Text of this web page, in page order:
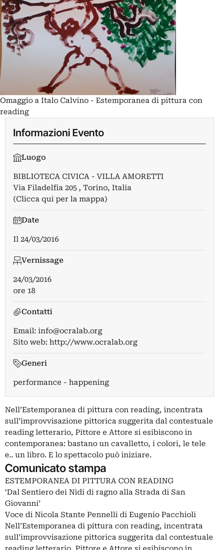
Omaggio a Italo Calvino - Estemporanea di pittura con
reading
Informazioni Evento
Luogo
BIBLIOTECA CIVICA - VILLA AMORETTI
Via Filadelfia 205 , Torino, Italia
(Clicca qui per la mappa)
Date
Il 24/03/2016
Vernissage
24/03/2016
ore 18
Contatti
Email: info@ocralab.org
Sito web: http://www.ocralab.org
Generi
performance - happening
Nell’Estemporanea di pittura con reading, incentrata
sull’improvvisazione pittorica suggerita dal contestuale
reading letterario, Pittore e Attore si esibiscono in
contemporanea: bastano un cavalletto, i colori, le tele
e.. un libro. E lo spettacolo può iniziare.
Comunicato stampa
ESTEMPORANEA DI PITTURA CON READING
‘Dal Sentiero dei Nidi di ragno alla Strada di San
Giovanni’
Voce di Nicola Stante Pennelli di Eugenio Pacchioli
Nell’Estemporanea di pittura con reading, incentrata
sull’improvvisazione pittorica suggerita dal contestuale